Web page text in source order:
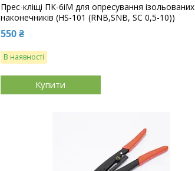
Прес-кліщі ПК-6іМ для опресування ізольованих
наконечників (HS-101 (RNB,SNB, SC 0,5-10))
550 ₴
В наявності
Купити